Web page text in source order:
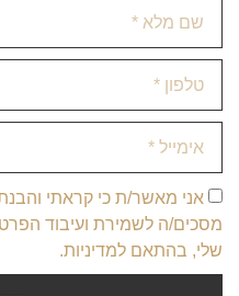
אני מאשר/ת כי קראתי
מסכים/ה לשמירת ועיבוד
שלי, בהתאם למדיניות.